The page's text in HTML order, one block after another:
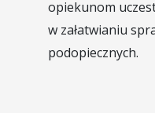
opiekunom
w załatwianiu
podopiecznych.